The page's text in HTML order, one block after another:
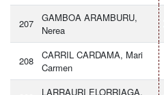
207
GAMBOA ARAMBURU,
Nerea
208
CARRIL CARDAMA, Mari
Carmen
LARRAURI ELORRIAGA,